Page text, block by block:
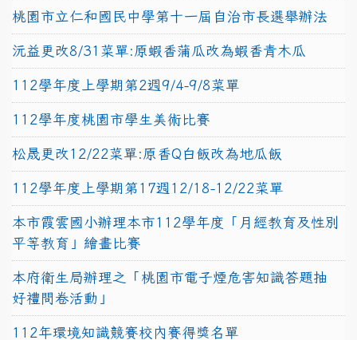
桃園市立仁和國民中學第十一屆自治市長選舉辦法
沅益更改8/31菜單:原蝦香蒲瓜改為蝦香青木瓜
112學年度上學期第2週9/4-9/8菜單
112學年度桃園市學生美術比賽
松晟更改12/22菜單:原香Q白飯改為地瓜飯
112學年度上學期第17週12/18-12/22菜單
本市霞雲國小辦理本市112學年度「月經教育及性別
平等教育」繪畫比賽
本府衛生局辦理之「桃園市電子煙危害知識答題抽
好禮問卷活動」
112年環境知識競賽校內賽得獎名單